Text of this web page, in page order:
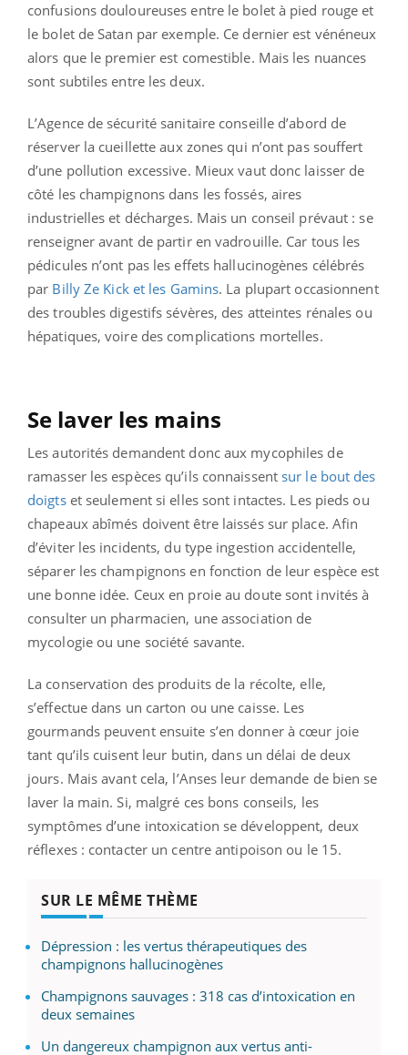
confusions douloureuses entre le bolet à pied rouge et
le bolet de Satan par exemple. Ce dernier est vénéneux
alors que le premier est comestible. Mais les nuances
sont subtiles entre les deux.
L’Agence de sécurité sanitaire conseille d’abord de
réserver la cueillette aux zones qui n’ont pas souffert
d’une pollution excessive. Mieux vaut donc laisser de
côté les champignons dans les fossés, aires
industrielles et décharges. Mais un conseil prévaut : se
renseigner avant de partir en vadrouille. Car tous les
pédicules n’ont pas les effets hallucinogènes célébrés
par Billy Ze Kick et les Gamins. La plupart occasionnent
des troubles digestifs sévères, des atteintes rénales ou
hépatiques, voire des complications mortelles.
Se laver les mains
Les autorités demandent donc aux mycophiles de
ramasser les espèces qu’ils connaissentsur le bout des
doigtset seulement si elles sont intactes. Les pieds ou
chapeaux abîmés doivent être laissés sur place. Afin
d’éviter les incidents, du type ingestion accidentelle,
séparer les champignons en fonction de leur espèce est
une bonne idée. Ceux en proie au doute sont invités à
consulter un pharmacien, une association de
mycologie ou une société savante.
La conservation des produits de la récolte, elle,
s’effectue dans un carton ou une caisse. Les
gourmands peuvent ensuite s’en donner à cœur joie
tant qu’ils cuisent leur butin, dans un délai de deux
jours. Mais avant cela, l’Anses leur demande de bien se
laver la main. Si, malgré ces bons conseils, les
symptômes d’une intoxication se développent, deux
réflexes : contacter un centre antipoison ou le 15.
SUR LE MÊME THÈME
Dépression : les vertus thérapeutiques des
champignons hallucinogènes
Champignons sauvages : 318 cas d’intoxication en
deux semaines
Un dangereux champignon aux vertus anti-